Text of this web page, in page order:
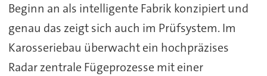
Beginn an als intelligente Fabrik konzipiert und
genau das zeigt sich auch im Prüfsystem. Im
Karosseriebau überwacht ein hochpräzises
Radar zentrale Fügeprozesse mit einer